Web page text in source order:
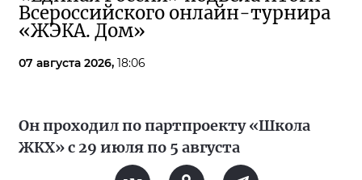
Всероссийского онлайн-турнира
«ЖЭКА. Дом»
07 августа 2026, 18:06
Он проходил по партпроекту «Школа
ЖКХ» с 29 июля по 5 августа